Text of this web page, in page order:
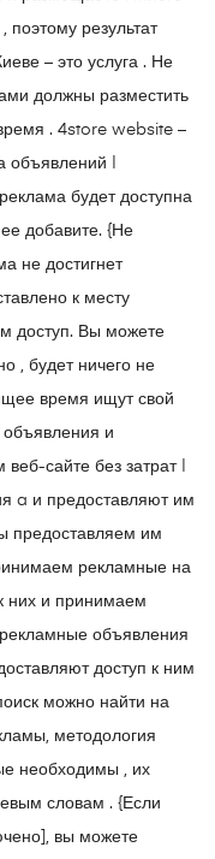
результат
– это услуга . Не
должны разместить
. 4store website –
объявлений |
будет доступна
добавите. {Не
не достигнет
к месту
доступ. Вы можете
, будет ничего не
время ищут свой
и
сайте без затрат |
a и предоставляют им
предоставляем им
рекламные на
них и принимаем
объявления
доступ к ним
можно найти на
методология
необходимы , их
словам . {Если
вы можете